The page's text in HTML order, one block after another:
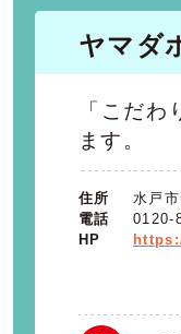
ヤマダ
「こだ
ます。
住所
水戸
電話
0120-
HP